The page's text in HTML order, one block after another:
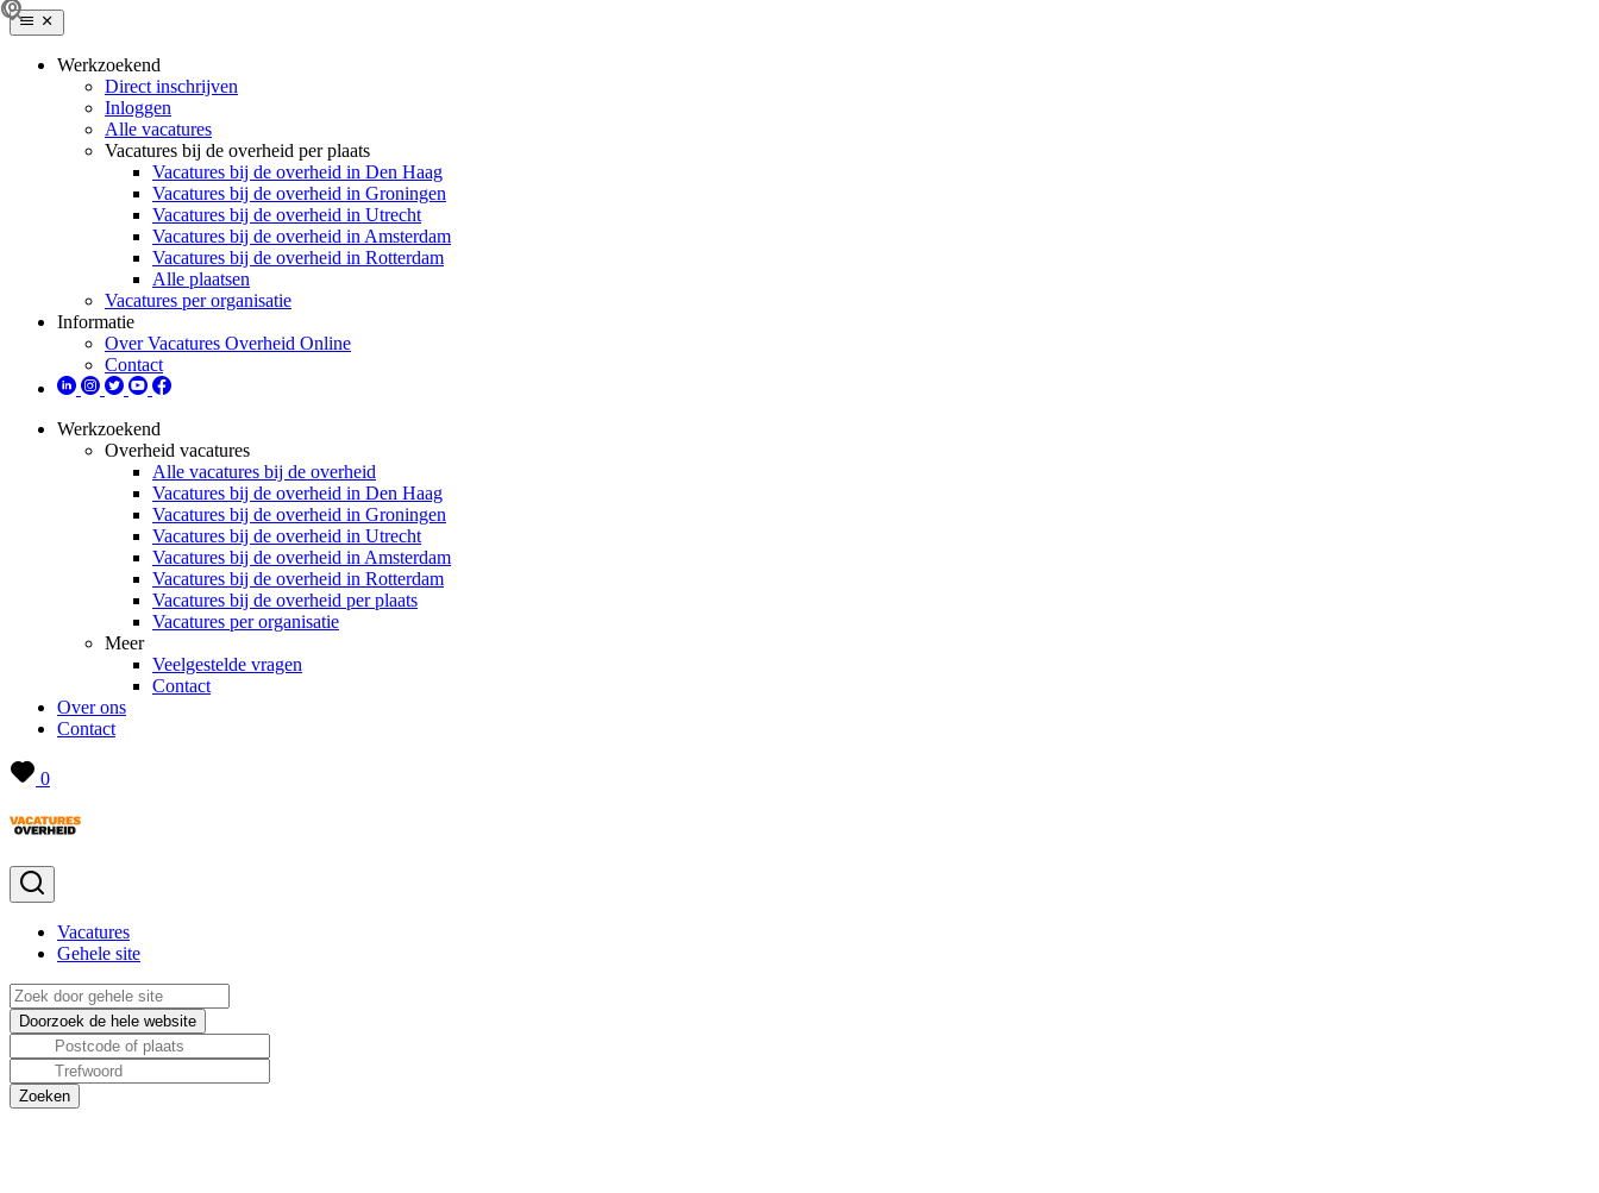
Werkzoekend
Direct inschrijven
Inloggen
Alle vacatures
Vacatures bij de overheid per plaats
Vacatures bij de overheid in Den Haag
Vacatures bij de overheid in Groningen
Vacatures bij de overheid in Utrecht
Vacatures bij de overheid in Amsterdam
Vacatures bij de overheid in Rotterdam
Alle plaatsen
Vacatures per organisatie
Informatie
Over Vacatures Overheid Online
Contact
Werkzoekend
Overheid vacatures
Alle vacatures bij de overheid
Vacatures bij de overheid in Den Haag
Vacatures bij de overheid in Groningen
Vacatures bij de overheid in Utrecht
Vacatures bij de overheid in Amsterdam
Vacatures bij de overheid in Rotterdam
Vacatures bij de overheid per plaats
Vacatures per organisatie
Meer
Veelgestelde vragen
Contact
Over ons
Contact
0
Vacatures
Gehele site